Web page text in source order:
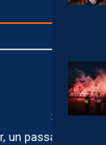
passage